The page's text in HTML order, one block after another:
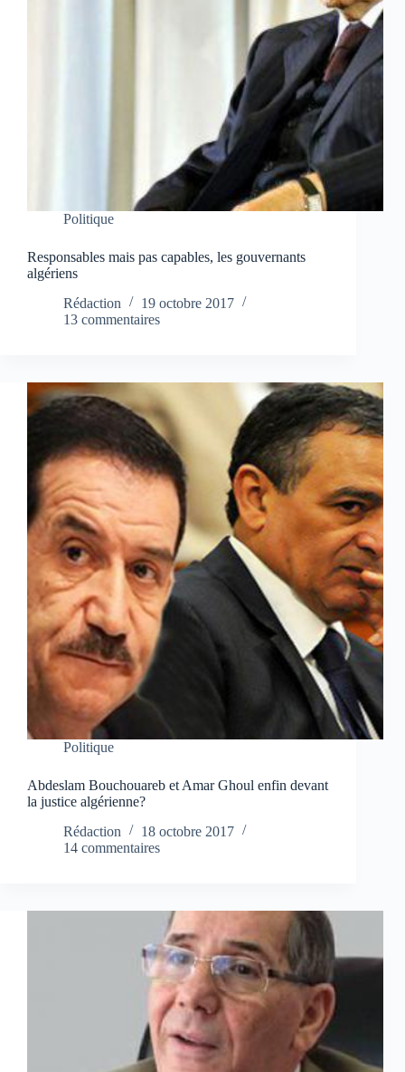
Politique
Responsables mais pas capables, les gouvernants
algériens
Rédaction
19 octobre 2017
13 commentaires
Politique
Abdeslam Bouchouareb et Amar Ghoul enfin devant
la justice algérienne?
Rédaction
18 octobre 2017
14 commentaires